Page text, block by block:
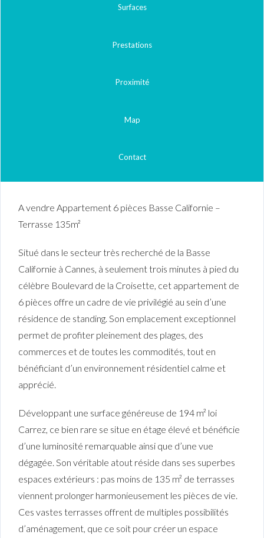
Surfaces
Prestations
Proximité
Map
Contact
A vendre Appartement 6 pièces Basse Californie –
Terrasse 135m²
Situé dans le secteur très recherché de la Basse
Californie à Cannes, à seulement trois minutes à pied du
célèbre Boulevard de la Croisette, cet appartement de
6 pièces offre un cadre de vie privilégié au sein d’une
résidence de standing. Son emplacement exceptionnel
permet de profiter pleinement des plages, des
commerces et de toutes les commodités, tout en
bénéficiant d’un environnement résidentiel calme et
apprécié.
Développant une surface généreuse de 194 m² loi
Carrez, ce bien rare se situe en étage élevé et bénéficie
d’une luminosité remarquable ainsi que d’une vue
dégagée. Son véritable atout réside dans ses superbes
espaces extérieurs : pas moins de 135 m² de terrasses
viennent prolonger harmonieusement les pièces de vie.
Ces vastes terrasses offrent de multiples possibilités
d’aménagement, que ce soit pour créer un espace